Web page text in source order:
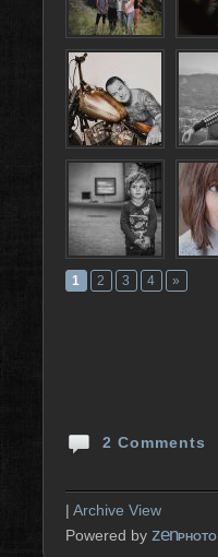
1 2 3 4 »
2 Comments
| Archive View
Powered by zenPHOTO